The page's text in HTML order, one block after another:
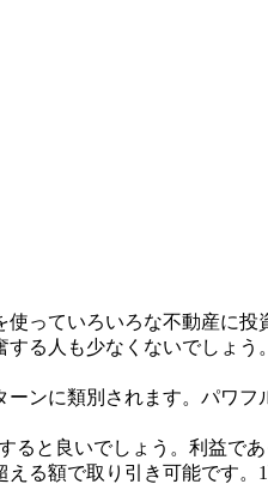
っていろいろな不動産に
る人も少なくないでしょ
ンに類別されます。パワ
と良いでしょう。利益で
る額で取り引き可能です